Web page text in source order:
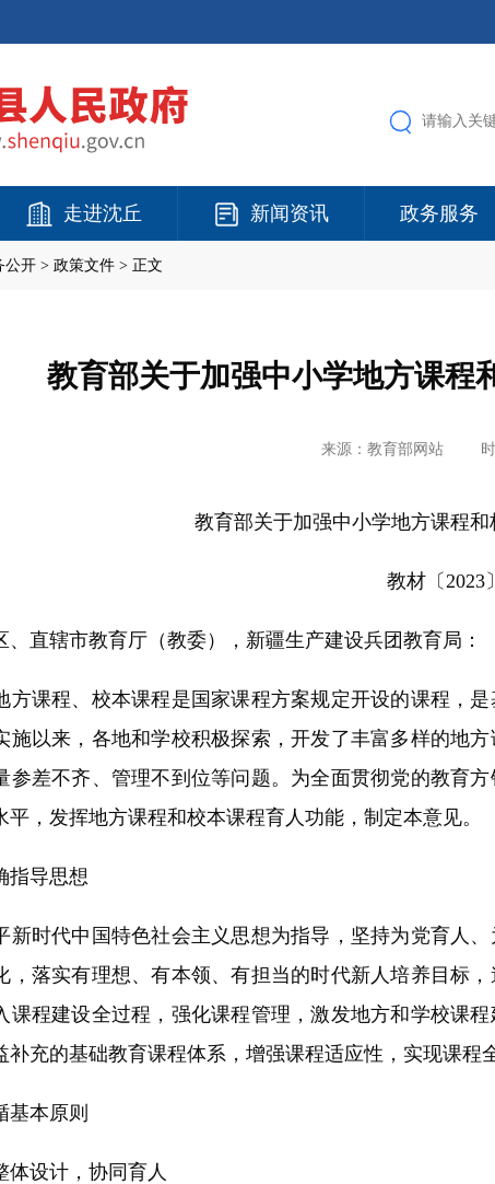
走进沈丘 新闻资讯 政务服务
公开 > 政策文件 > 正文
教育部关于加强中小学地方课程
来源：教育部网站
教育部关于加强中小学地方课程
教材〔2023
、直辖市教育厅（教委），新疆生产建设兵团教育局：
程、校本课程是国家课程方案规定开设的课程，是
施以来，各地和学校积极探索，开发了丰富多样的地
参差不齐、管理不到位等问题。为全面贯彻党的教育
平，发挥地方课程和校本课程育人功能，制定本意见。
导思想
代中国特色社会主义思想为指导，坚持为党育人、
，落实有理想、有本领、有担当的时代新人培养目标
课程建设全过程，强化课程管理，激发地方和学校课
补充的基础教育课程体系，增强课程适应性，实现课程
本原则
设计，协同育人